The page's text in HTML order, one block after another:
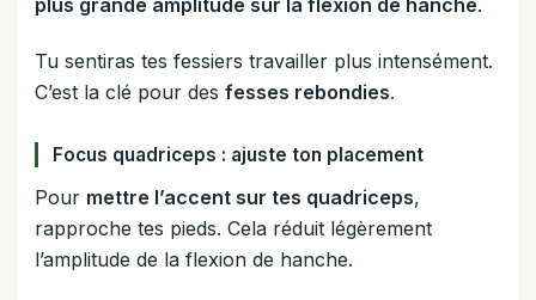
plus grande amplitude sur la flexion de hanche.
Tu sentiras tes fessiers travailler plus intensément.
C’est la clé pour des fesses rebondies.
Focus quadriceps : ajuste ton placement
Pour mettre l’accent sur tes quadriceps,
rapproche tes pieds. Cela réduit légèrement
l’amplitude de la flexion de hanche.